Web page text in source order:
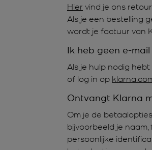
Hier vind je ons
Als je een bestelling
wordt je factuur van
Ik heb geen e-
Als je hulp nodig
of log in op
Ontvangt Klarna
Om je de
bijvoorbeeld je
persoonlijke